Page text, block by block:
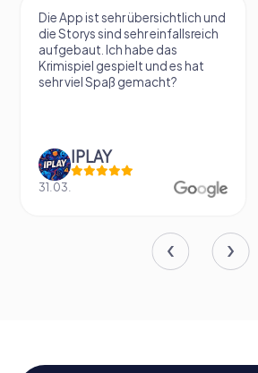
Die App ist sehr übersichtlich und
die Storys sind sehr einfallsreich
aufgebaut. Ich habe das
Krimispiel gespielt und es hat
sehr viel Spaß gemacht?
IPLAY
31.03.